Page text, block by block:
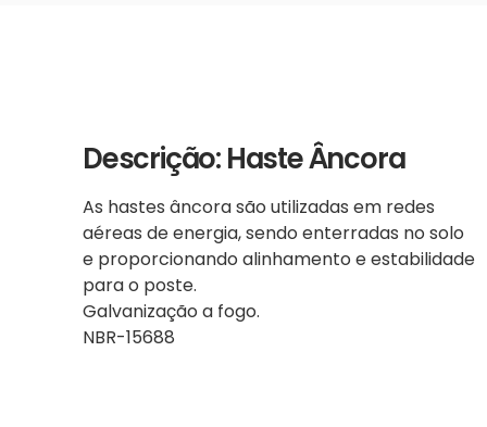
Descrição: Haste Âncora
As hastes âncora são utilizadas em redes
aéreas de energia, sendo enterradas no solo
e proporcionando alinhamento e estabilidade
para o poste.
Galvanização a fogo.
NBR-15688